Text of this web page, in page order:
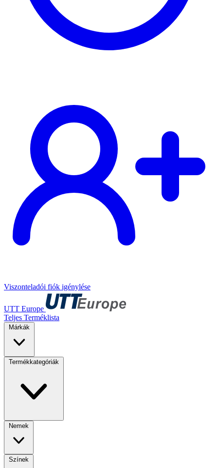
Viszonteladói fiók igénylése
UTT Europe
Teljes Terméklista
Márkák
Termékkategóriák
Nemek
Színek